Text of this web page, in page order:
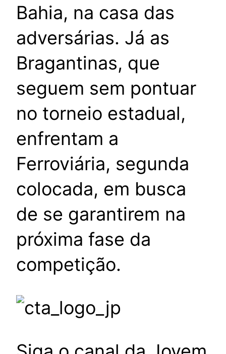
Bahia, na casa das
adversárias. Já as
Bragantinas, que
seguem sem pontuar
no torneio estadual,
enfrentam a
Ferroviária, segunda
colocada, em busca
de se garantirem na
próxima fase da
competição.